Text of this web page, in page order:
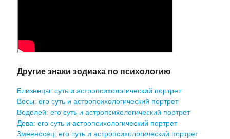
Другие знаки зодиака по психологию
Близнецы: суть и астропсихологический портрет
Весы: его суть и астропсихологический портрет
Водолей: его суть и астропсихологический портрет
Дева: его суть и астропсихологический портрет
Змееносец: его суть и астропсихологический портрет